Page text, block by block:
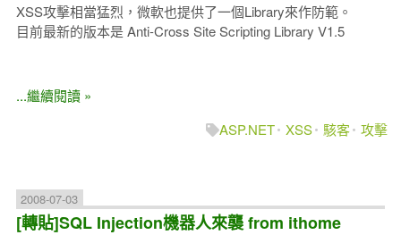
XSS攻擊相當猛烈，微軟也提供了一個Library來作防範。
目前最新的版本是 Anti-Cross Site Scripting Library V1.5
...繼續閱讀 »
ASP.NET XSS 駭客 攻擊
2008-07-03
[轉貼]SQL Injection機器人來襲 from ithome